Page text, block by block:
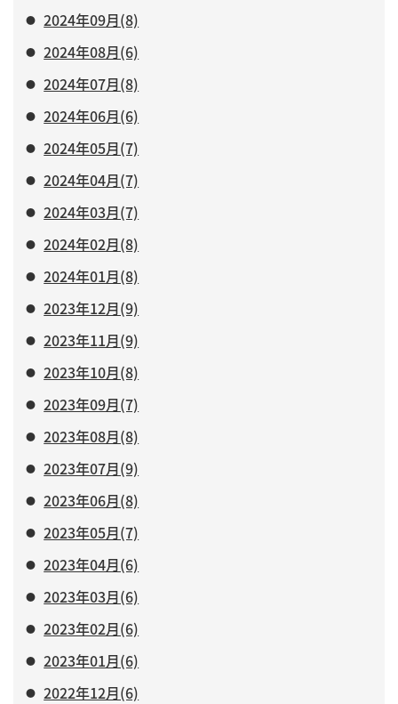
2024年09月(8)
2024年08月(6)
2024年07月(8)
2024年06月(6)
2024年05月(7)
2024年04月(7)
2024年03月(7)
2024年02月(8)
2024年01月(8)
2023年12月(9)
2023年11月(9)
2023年10月(8)
2023年09月(7)
2023年08月(8)
2023年07月(9)
2023年06月(8)
2023年05月(7)
2023年04月(6)
2023年03月(6)
2023年02月(6)
2023年01月(6)
2022年12月(6)